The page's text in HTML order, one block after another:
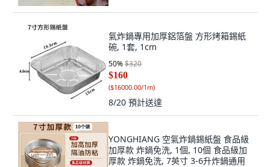
氣炸鍋專用加厚鋁箔盤 方形烤箱錫紙
碗, 1套, 1cm
50%$320
$160
($16000.00/1m)
8/20 預計送達
YONGHIANG 空氣炸鍋錫紙盤 食品級
加厚款 炸鍋免洗, 1個, 10個 食品級加
厚款 炸鍋免洗, 7英寸 3-6升炸鍋通用